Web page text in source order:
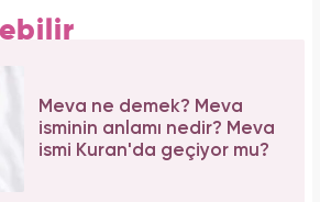
Meva ne demek? Meva
isminin anlamı nedir? Meva
ismi Kuran'da geçiyor mu?